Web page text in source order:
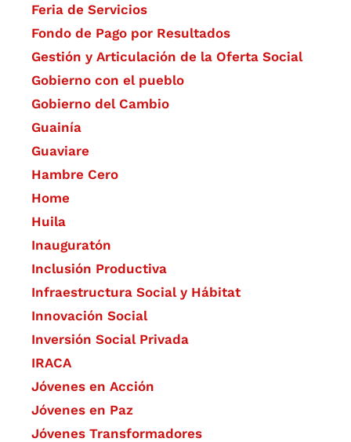
Feria de Servicios
Fondo de Pago por Resultados
Gestión y Articulación de la Oferta Social
Gobierno con el pueblo
Gobierno del Cambio
Guainía
Guaviare
Hambre Cero
Home
Huila
Inauguratón
Inclusión Productiva
Infraestructura Social y Hábitat
​Innovación Social
Inversión Social Privada
IRACA
Jóvenes en Acción
Jóvenes en Paz
Jóvenes Transformadores